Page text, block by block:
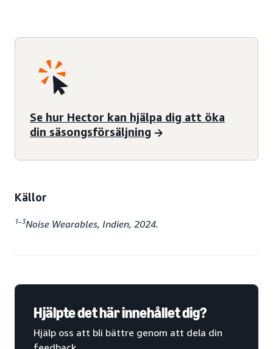
Se hur Hector kan hjälpa dig att öka
din säsongsförsäljning
Källor
1–3Noise Wearables, Indien, 2024.
Hjälpte det här innehållet dig?
Hjälp oss att bli bättre genom att dela din